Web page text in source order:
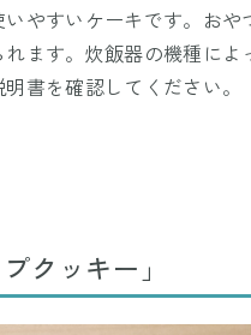
やすいケーキです。お
ます。炊飯器の機種に
書を確認してください。
クッキー」